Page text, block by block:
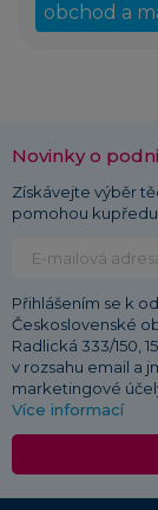
obchod a
Novinky o
Získávejte výběr
pomohou
Přihlášením se k
Československé
Radlická 333/150,
v rozsahu email a
marketingové
Více informací